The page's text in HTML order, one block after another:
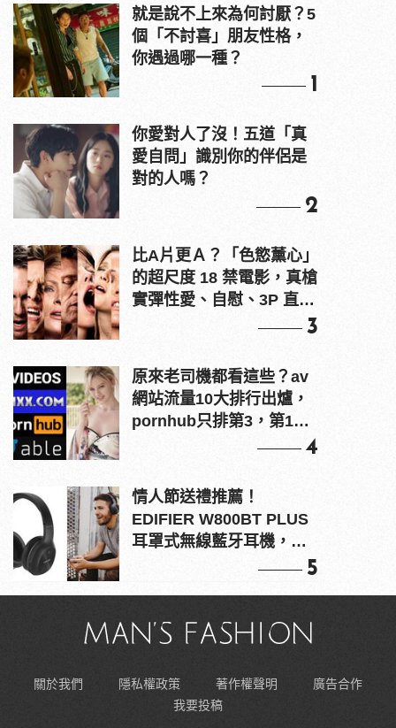
就是說不上來為何討厭？5
個「不討喜」朋友性格，
你遇過哪一種？
1
你愛對人了沒！五道「真
愛自問」識別你的伴侶是
對的人嗎？
2
比A片更Ａ？「色慾薰心」
的超尺度 18 禁電影，真槍
實彈性愛、自慰、3P 直接
3
原來老司機都看這些？av
網站流量10大排行出爐，
pornhub只排第3，第1名
4
情人節送禮推薦！
EDIFIER W800BT PLUS
耳罩式無線藍牙耳機，在
5
關於我們 隱私權政策 著作權聲明
廣告合作
我要投稿